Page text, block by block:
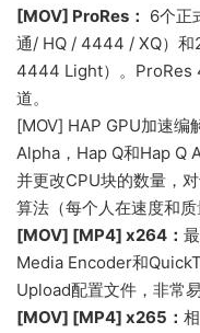
[MOV] ProRes： 6个正
通/ HQ / 4444 / XQ）
4444 Light）。ProRes
道。
[MOV] HAP GPU加速编
Alpha，Hap Q和Hap Q
并更改CPU块的数量，
算法（每个人在速度和质
[MOV] [MP4] x264：
Media Encoder和
Upload配置文件，非常
[MOV] [MP4] x265：